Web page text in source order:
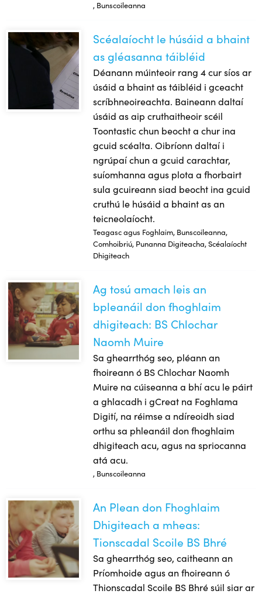
, Bunscoileanna
Scéalaíocht le húsáid a bhaint as gléasanna táibléid
Scéalaíocht le húsáid a bhaint
as gléasanna táibléid
Déanann múinteoir rang 4 cur síos ar
úsáid a bhaint as táibléid i gceacht
scríbhneoireachta. Baineann daltaí
úsáid as aip cruthaitheoir scéil
Toontastic chun beocht a chur ina
gcuid scéalta. Oibríonn daltaí i
ngrúpaí chun a gcuid carachtar,
suíomhanna agus plota a fhorbairt
sula gcuireann siad beocht ina gcuid
cruthú le húsáid a bhaint as an
teicneolaíocht.
Teagasc agus Foghlaim, Bunscoileanna,
Comhoibriú, Punanna Digiteacha, Scéalaíocht
Dhigiteach
Ag tosú amach leis an bpleanáil don fhoghlaim
Ag tosú amach leis an
bpleanáil don fhoghlaim
dhigiteach: BS Chlochar
Naomh Muire
Sa ghearrthóg seo, pléann an
fhoireann ó BS Chlochar Naomh
Muire na cúiseanna a bhí acu le páirt
a ghlacadh i gCreat na Foghlama
Digití, na réimse a ndíreoidh siad
orthu sa phleanáil don fhoghlaim
dhigiteach acu, agus na spriocanna
atá acu.
, Bunscoileanna
An Plean don Fhoghlaim Dhigiteach a mheas: Tionscadal
An Plean don Fhoghlaim
Dhigiteach a mheas:
Tionscadal Scoile BS Bhré
Sa ghearrthóg seo, caitheann an
Príomhoide agus an fhoireann ó
Thionscadal Scoile BS Bhré súil siar ar